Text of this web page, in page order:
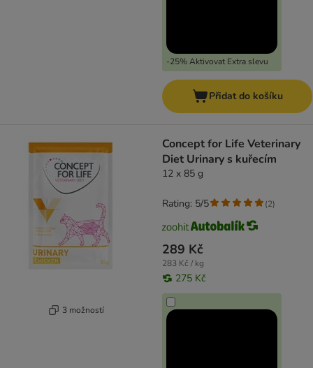
-25% Aktivovat Extra slevu
Přidat do košíku
3 možností
Concept for Life Veterinary
Diet Urinary s kuřecím
12 x 85 g
289 Kč
283 Kč / kg
275 Kč
Rating: 5/5 (2)